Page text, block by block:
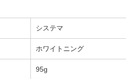
システマ
ホワイトニング
95g